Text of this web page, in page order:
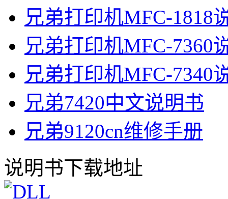
兄弟打印机MFC-1818
兄弟打印机MFC-7360
兄弟打印机MFC-7340
兄弟7420中文说明书
兄弟9120cn维修手册
说明书下载地址